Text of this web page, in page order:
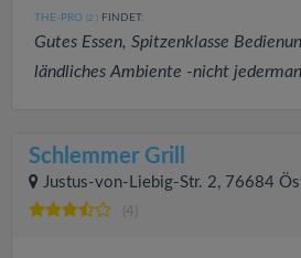
THE-PRO (2 ) FINDET:
Gutes Essen, Spitzenklasse
ländliches Ambiente -nicht
Schlemmer Grill
Justus-von-Liebig-Str. 2, 76684
(4)